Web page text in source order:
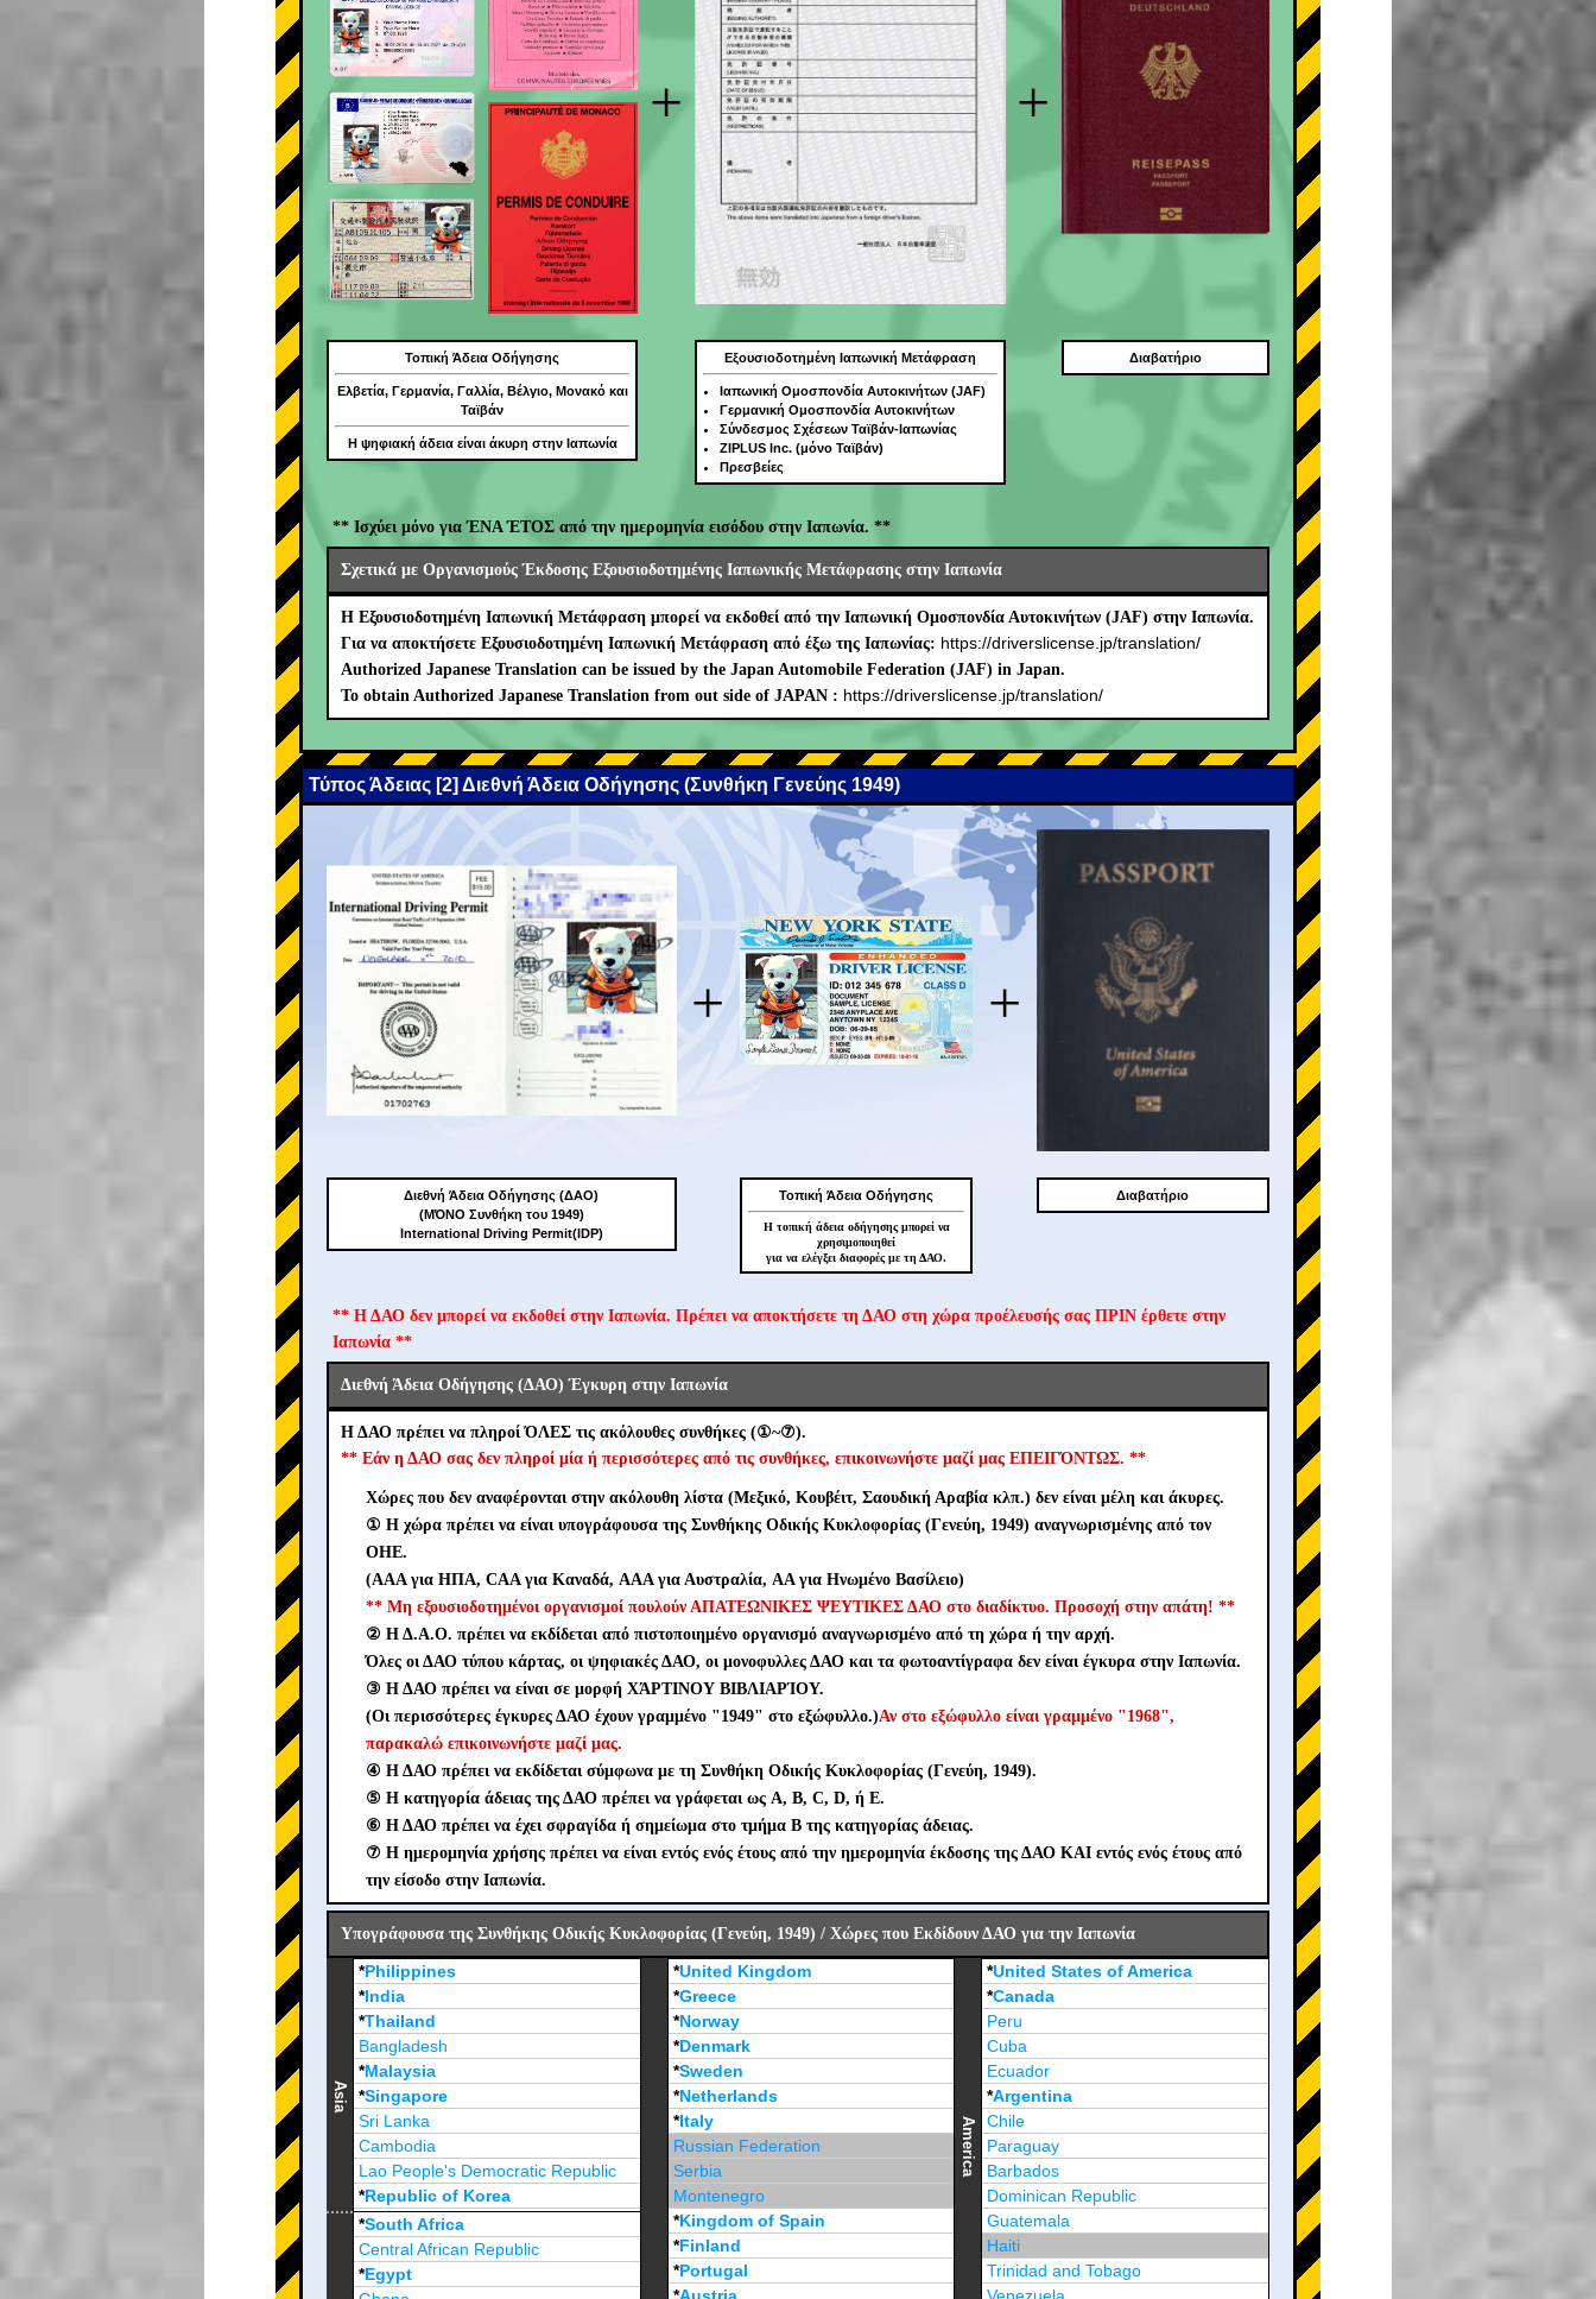
+ +
Τοπική Άδεια Οδήγησης
Ελβετία, Γερμανία, Γαλλία, Βέλγιο, Μονακό και
Ταϊβάν
Η ψηφιακή άδεια είναι άκυρη στην Ιαπωνία
Εξουσιοδοτημένη Ιαπωνική Μετάφραση
Ιαπωνική Ομοσπονδία Αυτοκινήτων (JAF)
Γερμανική Ομοσπονδία Αυτοκινήτων
Σύνδεσμος Σχέσεων Ταϊβάν-Ιαπωνίας
ZIPLUS Inc. (μόνο Ταϊβάν)
Πρεσβείες
Διαβατήριο
** Ισχύει μόνο για ΈΝΑ ΈΤΟΣ από την ημερομηνία εισόδου στην Ιαπωνία. **
Σχετικά με Οργανισμούς Έκδοσης Εξουσιοδοτημένης Ιαπωνικής Μετάφρασης στην Ιαπωνία
Η Εξουσιοδοτημένη Ιαπωνική Μετάφραση μπορεί να εκδοθεί από την Ιαπωνική Ομοσπονδία Αυτοκινήτων (JAF) στην Ιαπωνία.
Για να αποκτήσετε Εξουσιοδοτημένη Ιαπωνική Μετάφραση από έξω της Ιαπωνίας: https://driverslicense.jp/translation/
Authorized Japanese Translation can be issued by the Japan Automobile Federation (JAF) in Japan.
To obtain Authorized Japanese Translation from out side of JAPAN : https://driverslicense.jp/translation/
Τύπος Άδειας [2] Διεθνή Άδεια Οδήγησης (Συνθήκη Γενεύης 1949)
+ +
Διεθνή Άδεια Οδήγησης (ΔΑΟ)
(ΜΌΝΟ Συνθήκη του 1949)
International Driving Permit(IDP)
Τοπική Άδεια Οδήγησης
Η τοπική άδεια οδήγησης μπορεί να
χρησιμοποιηθεί
για να ελέγξει διαφορές με τη ΔΑΟ.
Διαβατήριο
** Η ΔΑΟ δεν μπορεί να εκδοθεί στην Ιαπωνία. Πρέπει να αποκτήσετε τη ΔΑΟ στη χώρα προέλευσής σας ΠΡΙΝ έρθετε στην
Ιαπωνία **
Διεθνή Άδεια Οδήγησης (ΔΑΟ) Έγκυρη στην Ιαπωνία
Η ΔΑΟ πρέπει να πληροί ΌΛΕΣ τις ακόλουθες συνθήκες (①~⑦).
** Εάν η ΔΑΟ σας δεν πληροί μία ή περισσότερες από τις συνθήκες, επικοινωνήστε μαζί μας ΕΠΕΙΓΌΝΤΩΣ. **
Χώρες που δεν αναφέρονται στην ακόλουθη λίστα (Μεξικό, Κουβέιτ, Σαουδική Αραβία κλπ.) δεν είναι μέλη και άκυρες.
① Η χώρα πρέπει να είναι υπογράφουσα της Συνθήκης Οδικής Κυκλοφορίας (Γενεύη, 1949) αναγνωρισμένης από τον
ΟΗΕ.
(AAA για ΗΠΑ, CAA για Καναδά, AAA για Αυστραλία, AA για Ηνωμένο Βασίλειο)
** Μη εξουσιοδοτημένοι οργανισμοί πουλούν ΑΠΑΤΕΩΝΙΚΕΣ ΨΕΥΤΙΚΕΣ ΔΑΟ στο διαδίκτυο. Προσοχή στην απάτη! **
② Η Δ.Α.Ο. πρέπει να εκδίδεται από πιστοποιημένο οργανισμό αναγνωρισμένο από τη χώρα ή την αρχή.
Όλες οι ΔΑΟ τύπου κάρτας, οι ψηφιακές ΔΑΟ, οι μονοφυλλες ΔΑΟ και τα φωτοαντίγραφα δεν είναι έγκυρα στην Ιαπωνία.
③ Η ΔΑΟ πρέπει να είναι σε μορφή ΧΆΡΤΙΝΟΥ ΒΙΒΛΙΑΡΊΟΥ.
(Οι περισσότερες έγκυρες ΔΑΟ έχουν γραμμένο "1949" στο εξώφυλλο.)Αν στο εξώφυλλο είναι γραμμένο "1968",
παρακαλώ επικοινωνήστε μαζί μας.
④ Η ΔΑΟ πρέπει να εκδίδεται σύμφωνα με τη Συνθήκη Οδικής Κυκλοφορίας (Γενεύη, 1949).
⑤ Η κατηγορία άδειας της ΔΑΟ πρέπει να γράφεται ως A, B, C, D, ή E.
⑥ Η ΔΑΟ πρέπει να έχει σφραγίδα ή σημείωμα στο τμήμα B της κατηγορίας άδειας.
⑦ Η ημερομηνία χρήσης πρέπει να είναι εντός ενός έτους από την ημερομηνία έκδοσης της ΔΑΟ ΚΑΙ εντός ενός έτους από
την είσοδο στην Ιαπωνία.
Υπογράφουσα της Συνθήκης Οδικής Κυκλοφορίας (Γενεύη, 1949) / Χώρες που Εκδίδουν ΔΑΟ για την Ιαπωνία
Asia
*Philippines
*India
*Thailand
Bangladesh
*Malaysia
*Singapore
Sri Lanka
Cambodia
Lao People's Democratic Republic
*Republic of Korea
Brunei Darussalam
*South Africa
Central African Republic
*Egypt
*United Kingdom
*Greece
*Norway
*Denmark
*Sweden
*Netherlands
*Italy
Russian Federation
Serbia
Montenegro
*Kingdom of Spain
*Finland
*Portugal
America
*United States of America
*Canada
Peru
Cuba
Ecuador
*Argentina
Chile
Paraguay
Barbados
Dominican Republic
Guatemala
Haiti
Trinidad and Tobago